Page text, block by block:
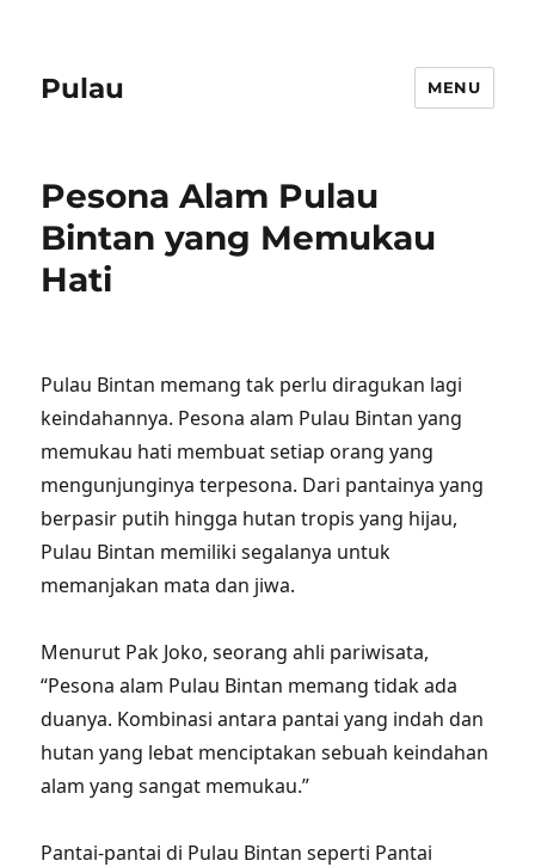
Pulau MENU
Pesona Alam Pulau
Bintan yang Memukau
Hati
Pulau Bintan memang tak perlu diragukan lagi
keindahannya. Pesona alam Pulau Bintan yang
memukau hati membuat setiap orang yang
mengunjunginya terpesona. Dari pantainya yang
berpasir putih hingga hutan tropis yang hijau,
Pulau Bintan memiliki segalanya untuk
memanjakan mata dan jiwa.
Menurut Pak Joko, seorang ahli pariwisata,
“Pesona alam Pulau Bintan memang tidak ada
duanya. Kombinasi antara pantai yang indah dan
hutan yang lebat menciptakan sebuah keindahan
alam yang sangat memukau.”
Pantai-pantai di Pulau Bintan seperti Pantai